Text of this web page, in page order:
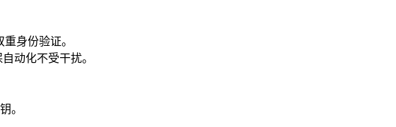
身份验证。
动化不受干扰。
。